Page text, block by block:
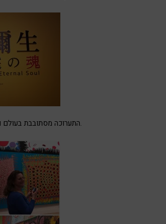
התערוכה מסתובבת בעולם ובחודשים הקרובים היא מוצגת בטוקיו.